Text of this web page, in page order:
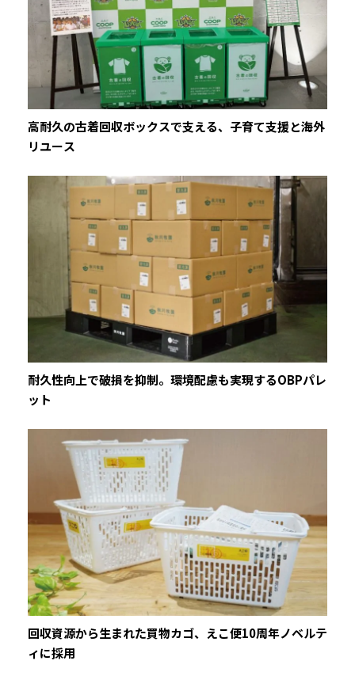
高耐久の古着回収ボックスで支える、子育て支援と海外
リユース
耐久性向上で破損を抑制。環境配慮も実現するOBPパレ
ット
回収資源から生まれた買物カゴ、えこ便10周年ノベルテ
ィに採用